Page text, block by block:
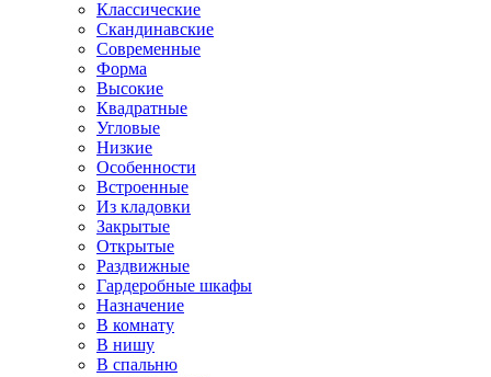
Классические
Скандинавские
Современные
Форма
Высокие
Квадратные
Угловые
Низкие
Особенности
Встроенные
Из кладовки
Закрытые
Открытые
Раздвижные
Гардеробные шкафы
Назначение
В комнату
В нишу
В спальню